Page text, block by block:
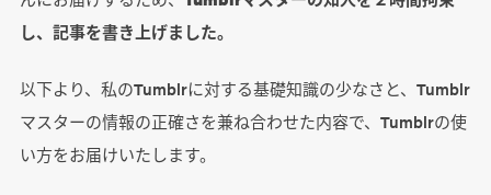
し、記事を書き上げました。
以下より、私のTumblrに対する基礎知識の少なさと、Tumblr
マスターの情報の正確さを兼ね合わせた内容で、Tumblrの使
い方をお届けいたします。